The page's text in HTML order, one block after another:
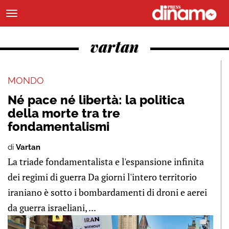
vartan
MONDO
Né pace né libertà: la politica
della morte tra tre
fondamentalismi
di Vartan
La triade fondamentalista e l'espansione infinita
dei regimi di guerra Da giorni l'intero territorio
iraniano è sotto i bombardamenti di droni e aerei
da guerra israeliani, ...